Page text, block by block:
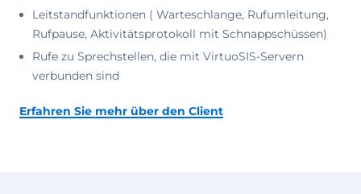
Leitstandfunktionen ( Warteschlange, Rufumleitung,
Rufpause, Aktivitätsprotokoll mit Schnappschüssen)
Rufe zu Sprechstellen, die mit VirtuoSIS-Servern
verbunden sind
Erfahren Sie mehr über den Client